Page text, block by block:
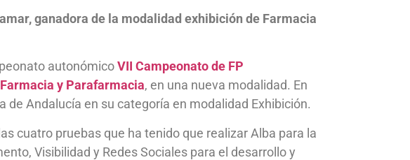
ganadora de la modalidad exhibición de Farmacia
autonómicoVII Campeonato de FP
y Parafarmacia, en una nueva modalidad. En
Andalucía en su categoría en modalidad Exhibición.
cuatro pruebas que ha tenido que realizar Alba para la
Visibilidad y Redes Sociales para el desarrollo y